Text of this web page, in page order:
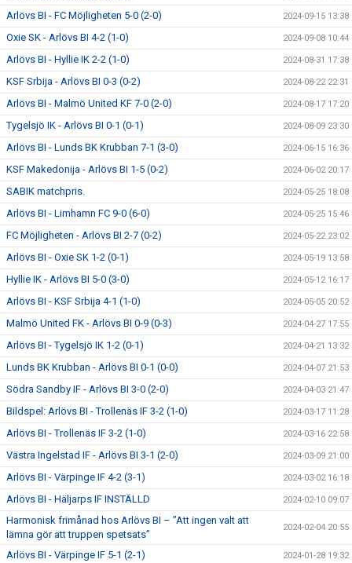
Arlövs BI - FC Möjligheten 5-0 (2-0) 2024-09-15 13:38
Oxie SK - Arlövs BI 4-2 (1-0) 2024-09-08 10:44
Arlövs BI - Hyllie IK 2-2 (1-0) 2024-08-31 17:38
KSF Srbija - Arlövs BI 0-3 (0-2) 2024-08-22 22:31
Arlövs BI - Malmö United KF 7-0 (2-0) 2024-08-17 17:20
Tygelsjö IK - Arlövs BI 0-1 (0-1) 2024-08-09 23:30
Arlövs BI - Lunds BK Krubban 7-1 (3-0) 2024-06-15 16:36
KSF Makedonija - Arlövs BI 1-5 (0-2) 2024-06-02 20:17
SABIK matchpris. 2024-05-25 18:08
Arlövs BI - Limhamn FC 9-0 (6-0) 2024-05-25 15:46
FC Möjligheten - Arlövs BI 2-7 (0-2) 2024-05-22 23:02
Arlövs BI - Oxie SK 1-2 (0-1) 2024-05-19 13:58
Hyllie IK - Arlövs BI 5-0 (3-0) 2024-05-12 16:17
Arlövs BI - KSF Srbija 4-1 (1-0) 2024-05-05 20:52
Malmö United FK - Arlövs BI 0-9 (0-3) 2024-04-27 17:55
Arlövs BI - Tygelsjö IK 1-2 (0-1) 2024-04-21 13:32
Lunds BK Krubban - Arlövs BI 0-1 (0-0) 2024-04-07 21:53
Södra Sandby IF - Arlövs BI 3-0 (2-0) 2024-04-03 21:47
Bildspel: Arlövs BI - Trollenäs IF 3-2 (1-0) 2024-03-17 11:28
Arlövs BI - Trollenäs IF 3-2 (1-0) 2024-03-16 22:58
Västra Ingelstad IF - Arlövs BI 3-1 (2-0) 2024-03-09 21:00
Arlövs BI - Värpinge IF 4-2 (3-1) 2024-03-02 16:18
Arlövs BI - Häljarps IF INSTÄLLD 2024-02-10 09:07
Harmonisk frimånad hos Arlövs BI – ”Att ingen valt att
lämna gör att truppen spetsats”
2024-02-04 20:55
Arlövs BI - Värpinge IF 5-1 (2-1) 2024-01-28 19:32